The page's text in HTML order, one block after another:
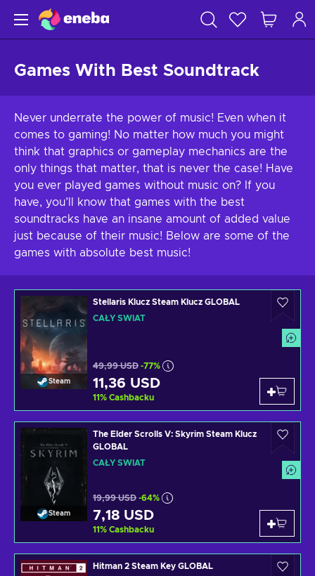
Games With Best Soundtrack
Never underrate the power of music! Even when it
comes to gaming! No matter how much you might
think that graphics or gameplay mechanics are the
only things that matter, that is never the case! Have
you ever played games without music on? If you
have, you’ll know that games with the best
soundtracks have an insane amount of added value
just because of their music! Below are some of the
games with absolute best music!
Steam
Stellaris Klucz Steam Klucz GLOBAL
CAŁY ŚWIAT
49,99 USD -77%
11,36 USD
11% Cashbacku
Steam
The Elder Scrolls V: Skyrim Steam Klucz
GLOBAL
CAŁY ŚWIAT
19,99 USD -64%
7,18 USD
11% Cashbacku
Hitman 2 Steam Key GLOBAL